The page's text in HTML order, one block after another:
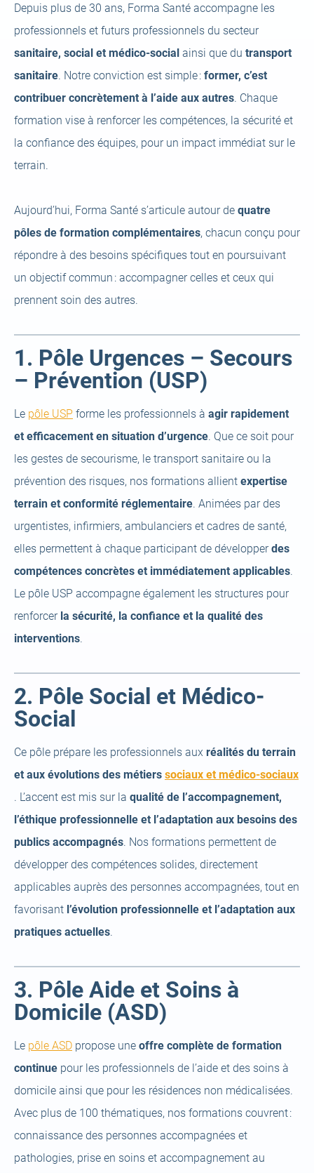
Depuis plus de 30 ans, Forma Santé accompagne les
professionnels et futurs professionnels du secteur
sanitaire, social et médico-social ainsi que du transport
sanitaire. Notre conviction est simple : former, c’est
contribuer concrètement à l’aide aux autres. Chaque
formation vise à renforcer les compétences, la sécurité et
la confiance des équipes, pour un impact immédiat sur le
terrain.
Aujourd’hui, Forma Santé s’articule autour de quatre
pôles de formation complémentaires, chacun conçu pour
répondre à des besoins spécifiques tout en poursuivant
un objectif commun : accompagner celles et ceux qui
prennent soin des autres.
1. Pôle Urgences – Secours
– Prévention (USP)
Le pôle USP(open
a
new
tab)
forme les professionnels à agir rapidement
et efficacement en situation d’urgence. Que ce soit pour
les gestes de secourisme, le transport sanitaire ou la
prévention des risques, nos formations allient expertise
terrain et conformité réglementaire. Animées par des
urgentistes, infirmiers, ambulanciers et cadres de santé,
elles permettent à chaque participant de développerdes
compétences concrètes et immédiatement applicables.
Le pôle USP accompagne également les structures pour
renforcer la sécurité, la confiance et la qualité des
interventions.
2. Pôle Social et Médico-
Social
Ce pôle prépare les professionnels aux réalités du terrain
et aux évolutions des métiers sociaux et médico-sociaux
(open
a
new
tab)
. L’accent est mis sur la qualité de l’accompagnement,
l’éthique professionnelle et l’adaptation aux besoins des
publics accompagnés. Nos formations permettent de
développer des compétences solides, directement
applicables auprès des personnes accompagnées, tout en
favorisant l’évolution professionnelle et l’adaptation aux
pratiques actuelles.
3. Pôle Aide et Soins à
Domicile (ASD)
Le pôle ASD(open
a
new
tab)
propose une offre complète de formation
continue pour les professionnels de l’aide et des soins à
domicile ainsi que pour les résidences non médicalisées.
Avec plus de 100 thématiques, nos formations couvrent :
connaissance des personnes accompagnées et
pathologies, prise en soins et accompagnement au